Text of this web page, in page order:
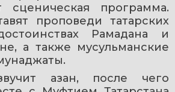
программа.
проповеди татарских
Рамадана и
а также мусульманские
азан, после чего